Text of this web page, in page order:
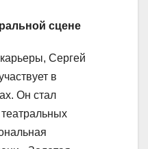
сцене
Сергей
в
Он стал